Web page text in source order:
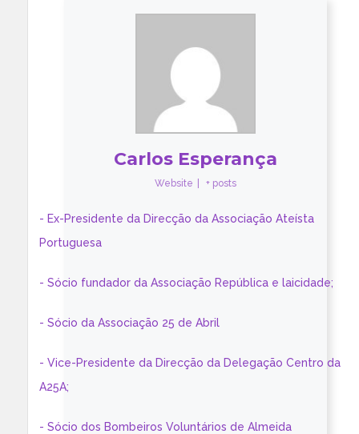
Carlos Esperança
Website + posts
- Ex-Presidente da Direcção da Associação Ateísta
Portuguesa
- Sócio fundador da Associação República e laicidade;
- Sócio da Associação 25 de Abril
- Vice-Presidente da Direcção da Delegação Centro da
A25A;
- Sócio dos Bombeiros Voluntários de Almeida